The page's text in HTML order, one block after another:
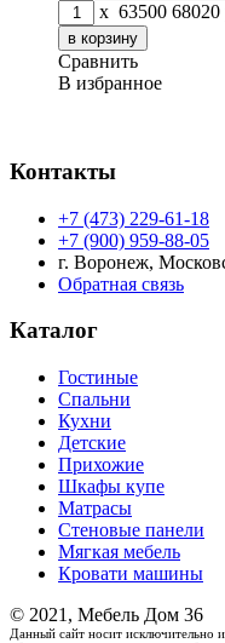
x 63500 68020
Сравнить
В избранное
Контакты
+7 (473) 229-61-18
+7 (900) 959-88-05
г. Воронеж,
Обратная связь
Каталог
Гостиные
Спальни
Кухни
Детские
Прихожие
Шкафы купе
Матрасы
Стеновые панели
Мягкая мебель
Кровати машины
© 2021, Мебель Дом 36
Данный сайт носит исключительно